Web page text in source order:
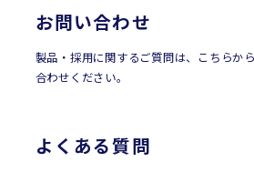
お問い合わせ
製品・採用に関するご質問は、こちらか
合わせください。
よくある質問